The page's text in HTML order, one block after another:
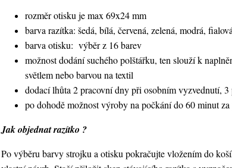
rozměr otisku je max 69x24 mm
barva razítka: šedá, bílá, červená, zelená, modrá, fialová
barva otisku: výběr z 16 barev
možnost dodání suchého polštářku, ten slouží k
světlem nebo barvou na textil
dodací lhůta 2 pracovní dny při osobním vyzvednutí,
po dohodě možnost výroby na počkání do 60 minut
Jak objednat razítko ?
Po výběru barvy strojku a otisku pokračujte vložením do